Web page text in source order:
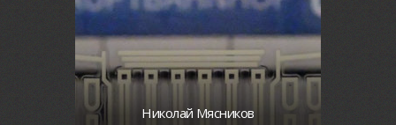
Николай Мясников